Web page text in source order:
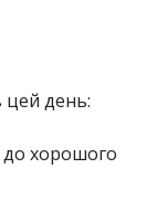
цей день:
до хорошого